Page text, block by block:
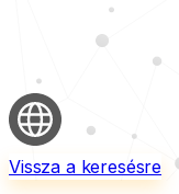
Vissza a keresésre